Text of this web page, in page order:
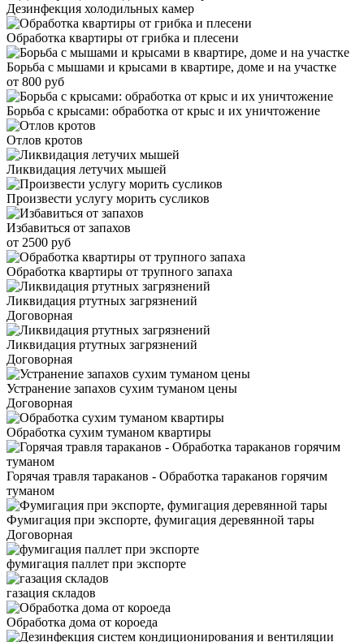
Дезинфекция холодильных камер
Обработка квартиры от грибка и плесени
Борьба с мышами и крысами в квартире, доме и на участке
от 800 руб
Борьба с крысами: обработка от крыс и их уничтожение
Отлов кротов
Ликвидация летучих мышей
Произвести услугу морить сусликов
Избавиться от запахов
от 2500 руб
Обработка квартиры от трупного запаха
Ликвидация ртутных загрязнений
Договорная
Ликвидация ртутных загрязнений
Договорная
Устранение запахов сухим туманом цены
Договорная
Обработка сухим туманом квартиры
Горячая травля тараканов - Обработка тараканов горячим
туманом
Фумигация при экспорте, фумигация деревянной тары
Договорная
фумигация паллет при экспорте
газация складов
Обработка дома от короеда